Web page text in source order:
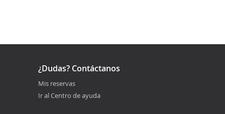
¿Dudas? Contáctanos
Mis reservas
Ir al Centro de ayuda